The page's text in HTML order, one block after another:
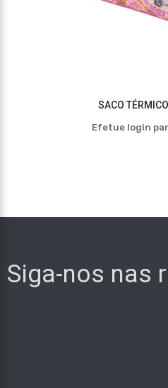
SACO
Efetue login
Siga-nos nas